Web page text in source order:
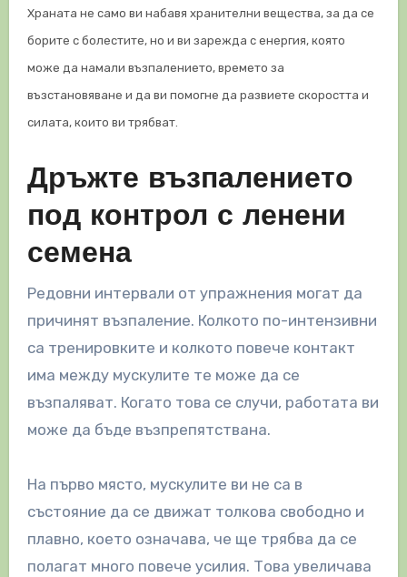
Храната не само ви набавя хранителни вещества, за да се
борите с болестите, но и ви зарежда с енергия, която
може да намали възпалението, времето за
възстановяване и да ви помогне да развиете скоростта и
силата, които ви трябват.
Дръжте възпалението
под контрол с ленени
семена
Редовни интервали от упражнения могат да
причинят възпаление. Колкото по-интензивни
са тренировките и колкото повече контакт
има между мускулите те може да се
възпаляват. Когато това се случи, работата ви
може да бъде възпрепятствана.
На първо място, мускулите ви не са в
състояние да се движат толкова свободно и
плавно, което означава, че ще трябва да се
полагат много повече усилия. Това увеличава